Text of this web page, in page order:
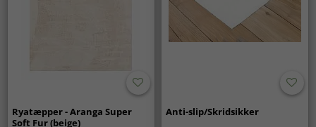
Ryatæpper - Aranga Super
Soft Fur (beige)
Anti-slip/Skridsikker